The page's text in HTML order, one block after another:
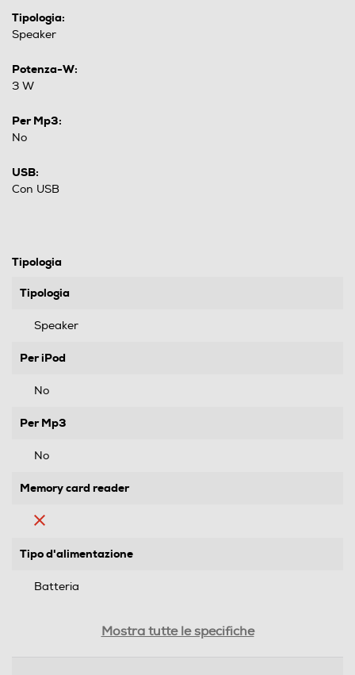
Tipologia:
Speaker
Potenza-W:
3 W
Per Mp3:
No
USB:
Con USB
Tipologia
Tipologia
Speaker
Per iPod
No
Per Mp3
No
Memory card reader
Tipo d'alimentazione
Batteria
Mostra tutte le specifiche